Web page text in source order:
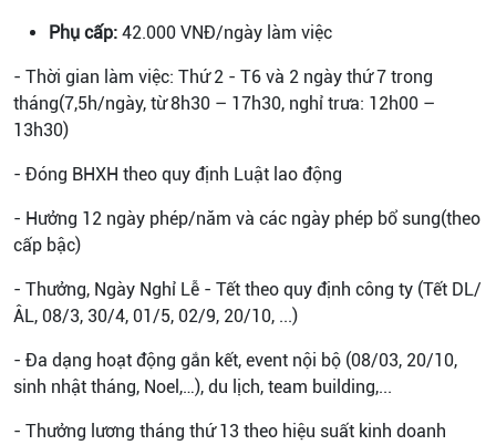
Phụ cấp: 42.000 VNĐ/ngày làm việc
- Thời gian làm việc: Thứ 2 - T6 và 2 ngày thứ 7 trong
tháng(7,5h/ngày, từ 8h30 – 17h30, nghỉ trưa: 12h00 –
13h30)
- Đóng BHXH theo quy định Luật lao động
- Hưởng 12 ngày phép/năm và các ngày phép bổ sung(theo
cấp bậc)
- Thưởng, Ngày Nghỉ Lễ - Tết theo quy định công ty (Tết DL/
ÂL, 08/3, 30/4, 01/5, 02/9, 20/10, ...)
- Đa dạng hoạt động gắn kết, event nội bộ (08/03, 20/10,
sinh nhật tháng, Noel,…), du lịch, team building,...
- Thưởng lương tháng thứ 13 theo hiệu suất kinh doanh